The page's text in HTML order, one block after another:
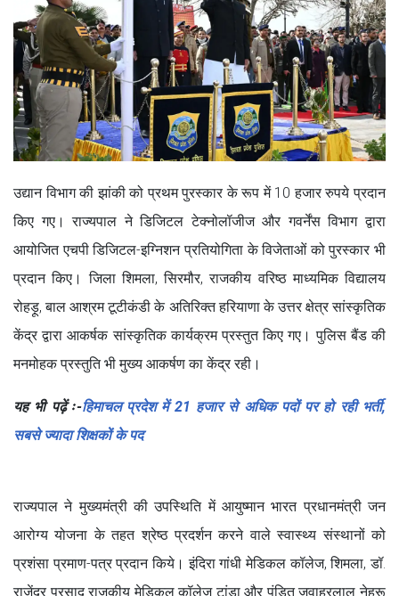
उद्यान विभाग की झांकी को प्रथम पुरस्कार के रूप में 10 हजार रुपये प्रदान
किए गए। राज्यपाल ने डिजिटल टेक्नोलॉजीज और गवर्नेंस विभाग द्वारा
आयोजित एचपी डिजिटल-इग्निशन प्रतियोगिता के विजेताओं को पुरस्कार भी
प्रदान किए। जिला शिमला, सिरमौर, राजकीय वरिष्ठ माध्यमिक विद्यालय
रोहड़ू, बाल आश्रम टूटीकंडी के अतिरिक्त हरियाणा के उत्तर क्षेत्र सांस्कृतिक
केंद्र द्वारा आकर्षक सांस्कृतिक कार्यक्रम प्रस्तुत किए गए। पुलिस बैंड की
मनमोहक प्रस्तुति भी मुख्य आकर्षण का केंद्र रही।
यह भी पढ़ें ः-हिमाचल प्रदेश में 21 हजार से अधिक पदों पर हो रही भर्ती,
सबसे ज्यादा शिक्षकों के पद
राज्यपाल ने मुख्यमंत्री की उपस्थिति में आयुष्मान भारत प्रधानमंत्री जन
आरोग्य योजना के तहत श्रेष्ठ प्रदर्शन करने वाले स्वास्थ्य संस्थानों को
प्रशंसा प्रमाण-पत्र प्रदान किये। इंदिरा गांधी मेडिकल कॉलेज, शिमला, डॉ.
राजेंद्र प्रसाद राजकीय मेडिकल कॉलेज टांडा और पंडित जवाहरलाल नेहरू